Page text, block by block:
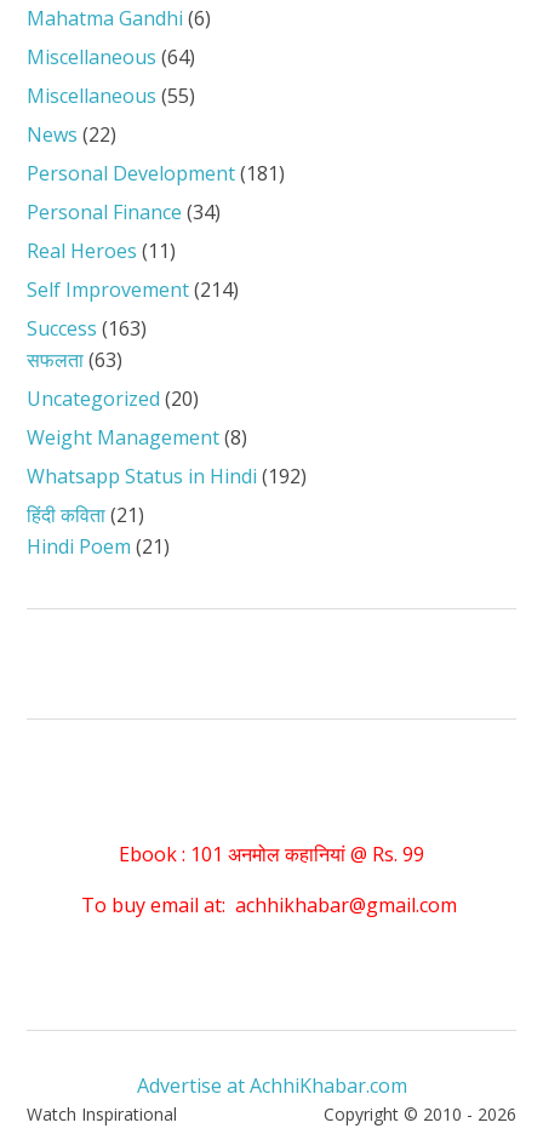
Mahatma Gandhi (6)
Miscellaneous (64)
Miscellaneous (55)
News (22)
Personal Development(181)
Personal Finance (34)
Real Heroes (11)
Self Improvement(214)
Success (163)
सफलता(63)
Uncategorized (20)
Weight Management(8)
Whatsapp Status in Hindi (192)
हिंदी कविता(21)
Hindi Poem (21)
Ebook : 101 अनमोल कहानियां @ Rs. 99
To buy email at: achhikhabar@gmail.com
Advertise at AchhiKhabar.com
Watch Inspirational
Copyright © 2010 - 2026